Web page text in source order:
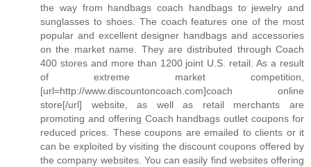
the way from handbags coach handbags to jewelry and
sunglasses to shoes. The coach features one of the most
popular and excellent designer handbags and accessories
on the market name. They are distributed through Coach
400 stores and more than 1200 joint U.S. retail. As a result
of extreme market competition,
[url=http://www.discountoncoach.com]coach online
store[/url] website, as well as retail merchants are
promoting and offering Coach handbags outlet coupons for
reduced prices. These coupons are emailed to clients or it
can be exploited by visiting the discount coupons offered by
the company websites. You can easily find websites offering